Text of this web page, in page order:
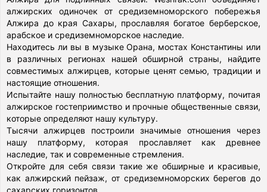
алжирских одиночек от средиземноморского побережья
Алжира до края Сахары, прославляя богатое берберское,
арабское и средиземноморское наследие.
Находитесь ли вы в музыке Орана, мостах Константины или
в различных регионах нашей обширной страны, найдите
совместимых алжирцев, которые ценят семью, традиции и
настоящие отношения.
Испытайте нашу полностью бесплатную платформу, почитая
алжирское гостеприимство и прочные общественные связи,
которые определяют нашу культуру.
Тысячи алжирцев построили значимые отношения через
нашу платформу, которая прославляет как древнее
наследие, так и современные стремления.
Откройте для себя связи такие же обширные и красивые,
как алжирский пейзаж, от средиземноморских берегов до
сахарских горизонтов.